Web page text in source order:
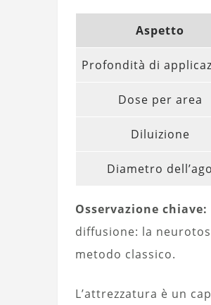
Aspetto
Profondità di
Dose per area
Diluizione
Diametro dell’ago
Osservazione chiave:
diffusione: la
metodo classico.
L’attrezzatura è un